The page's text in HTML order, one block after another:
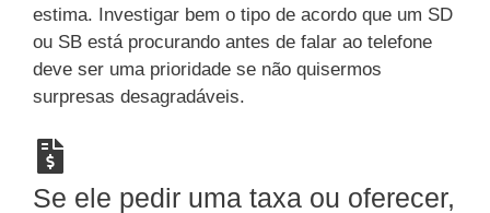
estima. Investigar bem o tipo de acordo que um SD
ou SB está procurando antes de falar ao telefone
deve ser uma prioridade se não quisermos
surpresas desagradáveis.
Se ele pedir uma taxa ou oferecer,